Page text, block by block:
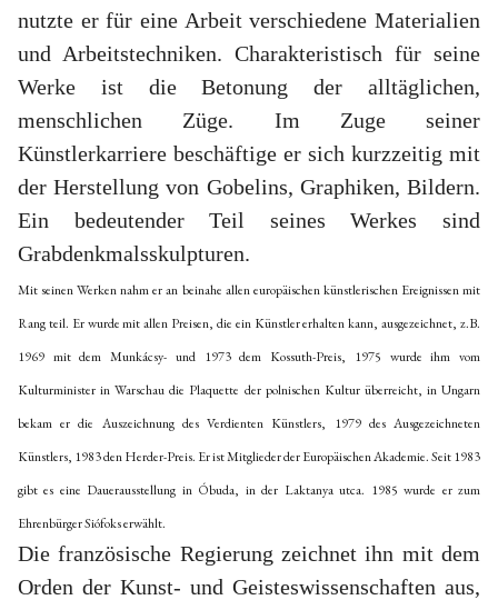
nutzte er für eine Arbeit verschiedene Materialien
und Arbeitstechniken. Charakteristisch für seine
Werke ist die Betonung der alltäglichen,
menschlichen Züge. Im Zuge seiner
Künstlerkarriere beschäftige er sich kurzzeitig mit
der Herstellung von Gobelins, Graphiken, Bildern.
Ein bedeutender Teil seines Werkes sind
Grabdenkmalsskulpturen.
Mit seinen Werken nahm er an beinahe allen europäischen künstlerischen Ereignissen mit
Rang teil. Er wurde mit allen Preisen, die ein Künstler erhalten kann, ausgezeichnet, z.B.
1969 mit dem Munkácsy- und 1973 dem Kossuth-Preis, 1975 wurde ihm vom
Kulturminister in Warschau die Plaquette der polnischen Kultur überreicht, in Ungarn
bekam er die Auszeichnung des Verdienten Künstlers, 1979 des Ausgezeichneten
Künstlers, 1983 den Herder-Preis. Er ist Mitglieder der Europäischen Akademie. Seit 1983
gibt es eine Dauerausstellung in Óbuda, in der Laktanya utca. 1985 wurde er zum
Ehrenbürger Siófoks erwählt.
Die französische Regierung zeichnet ihn mit dem
Orden der Kunst- und Geisteswissenschaften aus,